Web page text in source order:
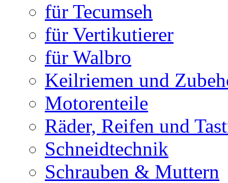
für Tecumseh
für Vertikutierer
für Walbro
Keilriemen und
Motorenteile
Räder, Reifen und
Schneidtechnik
Schrauben & Muttern